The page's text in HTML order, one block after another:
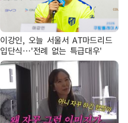
이강인, 오늘 서울서 AT마드리드
입단식…'전례 없는 특급대우'